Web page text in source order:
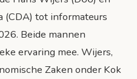
(CDA) tot informateurs
Beide mannen
ervaring mee. Wijers,
Zaken onder Kok